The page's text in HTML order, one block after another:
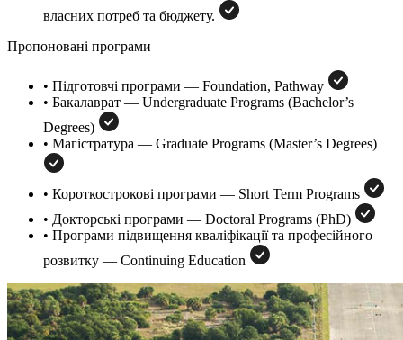
власних потреб та бюджету.
Пропоновані програми
• Підготовчі програми — Foundation, Pathway
• Бакалаврат — Undergraduate Programs (Bachelor’s
Degrees)
• Магістратура — Graduate Programs (Master’s Degrees)
• Короткострокові програми — Short Term Programs
• Докторські програми — Doctoral Programs (PhD)
• Програми підвищення кваліфікації та професійного
розвитку — Continuing Education